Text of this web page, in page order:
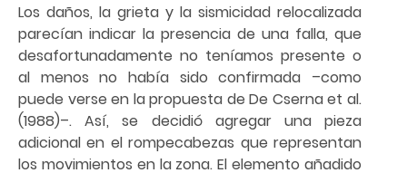
Los daños, la grieta y la sismicidad relocalizada
parecían indicar la presencia de una falla, que
desafortunadamente no teníamos presente o
al menos no había sido confirmada –como
puede verse en la propuesta de De Cserna et al.
(1988)–. Así, se decidió agregar una pieza
adicional en el rompecabezas que representan
los movimientos en la zona. El elemento añadido